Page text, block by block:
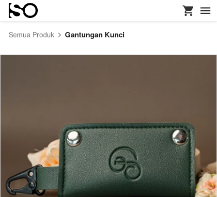
Semua Produk Gantungan Kunci